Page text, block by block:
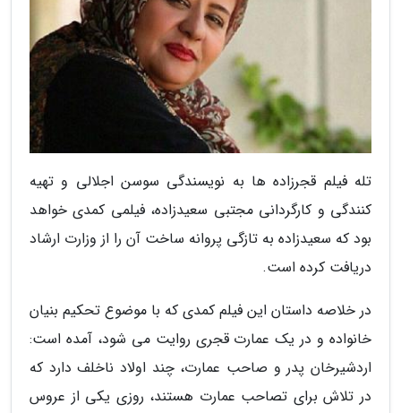
تله فیلم قجرزاده ها به نویسندگی سوسن اجلالی و تهیه
کنندگی و کارگردانی مجتبی سعیدزاده، فیلمی کمدی خواهد
بود که سعیدزاده به تازگی پروانه ساخت آن را از وزارت ارشاد
دریافت کرده است.
در خلاصه داستان این فیلم کمدی که با موضوع تحکیم بنیان
خانواده و در یک عمارت قجری روایت می شود، آمده است:
اردشیرخان پدر و صاحب عمارت، چند اولاد ناخلف دارد که
در تلاش برای تصاحب عمارت هستند، روزی یکی از عروس